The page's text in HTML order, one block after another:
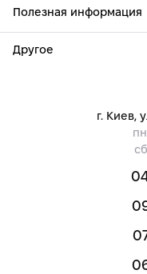
Полезная информация
Другое
г. Киев,